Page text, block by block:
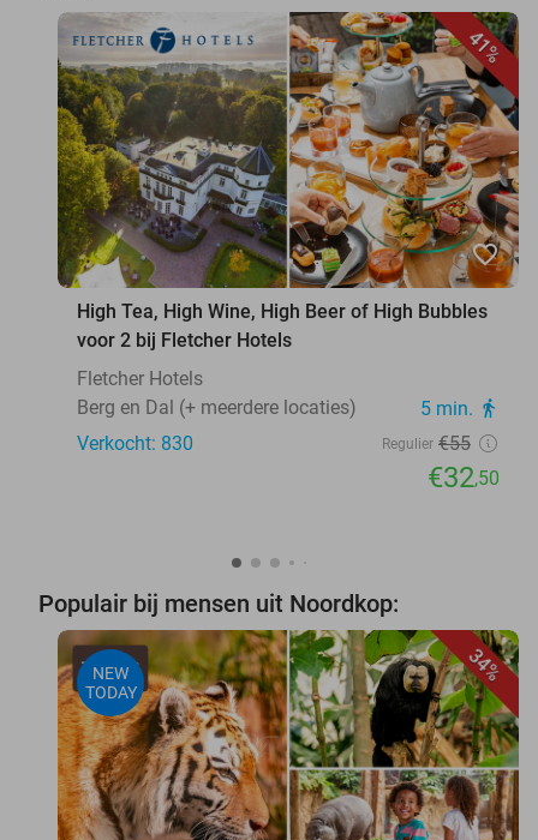
41%
favorite_border
High Tea, High Wine, High Beer of High Bubbles
voor 2 bij Fletcher Hotels
Fletcher Hotels
Berg en Dal (+ meerdere locaties)
5 min. directions_walk
Verkocht: 830 Regulier €55
€32,50
Populair bij mensen uit Noordkop:
34%
NEW
TODAY